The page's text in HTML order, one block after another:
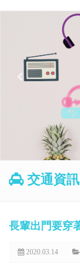
交通資訊
長輩出門要穿
2020.03.14